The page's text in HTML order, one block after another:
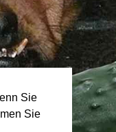
Sie
Sie